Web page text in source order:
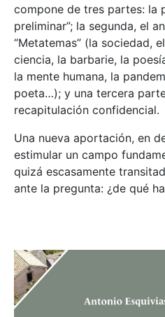
compone de tres partes: la
preliminar”; la segunda, el
“Metatemas” (la sociedad,
ciencia, la barbarie, la
la mente humana, la
poeta…); y una tercera
recapitulación confidencial.
Una nueva aportación, en
estimular un campo
quizá escasamente
ante la pregunta: ¿de qué